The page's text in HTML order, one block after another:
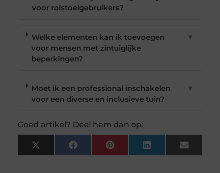
voor rolstoelgebruikers?
Welke elementen kan ik toevoegen
voor mensen met zintuiglijke
beperkingen?
▼
Moet ik een professional inschakelen
voor een diverse en inclusieve tuin?
▼
Goed artikel? Deel hem dan op:
X
(Twitter)
FacebookPinterest LinkedIn Email